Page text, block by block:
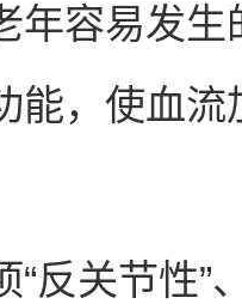
年容易发
能，使血
反关节性”